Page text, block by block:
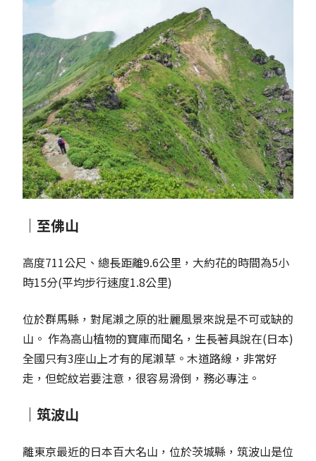
｜至佛山
高度711公尺、總長距離9.6公里，大約花的時間為5小
時15分(平均步行速度1.8公里)
位於群馬縣，對尾瀨之原的壯麗風景來說是不可或缺的
山。 作為高山植物的寶庫而聞名，生長著具說在(日本)
全國只有3座山上才有的尾瀨草。木道路線，非常好
走，但蛇紋岩要注意，很容易滑倒，務必專注。
｜筑波山
離東京最近的日本百大名山，位於茨城縣， 筑波山是位